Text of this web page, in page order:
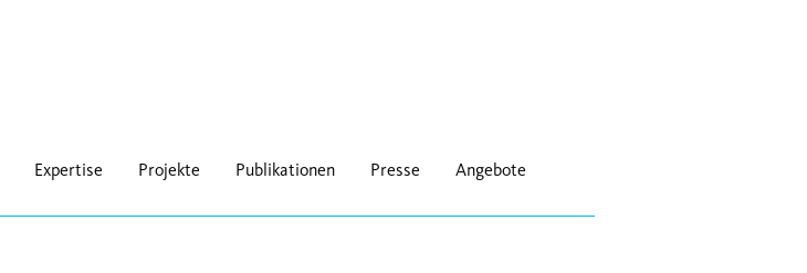
Expertise Projekte Publikationen Presse Angebote